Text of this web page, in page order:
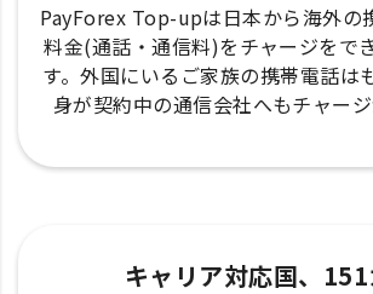
PayForex Top-upは日本から海外の
料金(通話・通信料)をチャージをで
す。外国にいるご家族の携帯電話は
身が契約中の通信会社へもチャージ
キャリア対応国、